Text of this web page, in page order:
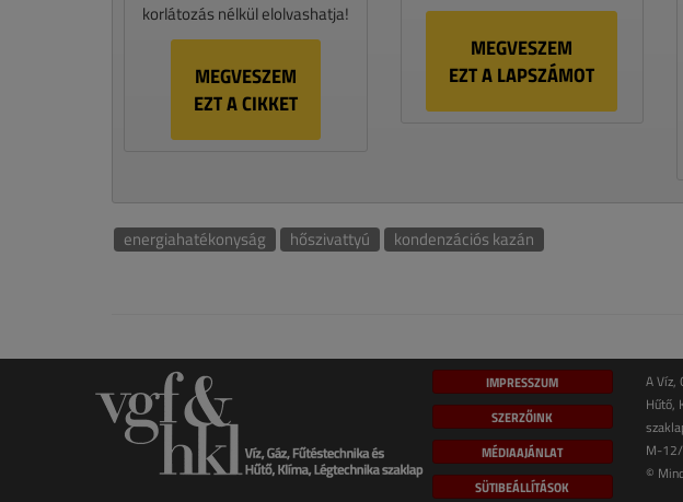
korlátozás nélkül elolvashatja!
MEGVESZEM
EZT A CIKKET
MEGVESZEM
EZT A LAPSZÁMOT
energiahatékonyság hőszivattyú kondenzációs kazán
IMPRESSZUM
SZERZŐINK
MÉDIAAJÁNLAT
SÜTIBEÁLLÍTÁSOK
A Víz,
Hűtő,
M-
©